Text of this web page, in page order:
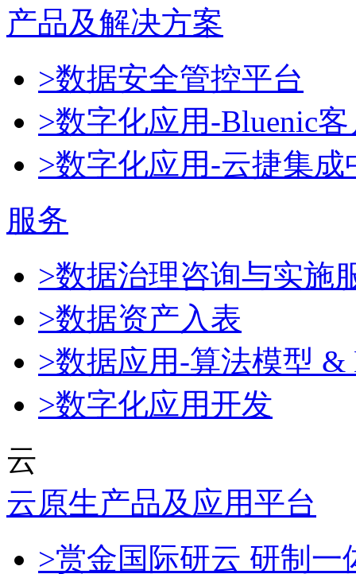
产品及解决方案
>数据安全管控平台
>数字化应用-Bluenic
>数字化应用-云捷集成
服务
>数据治理咨询与实施
>数据资产入表
>数据应用-算法模型 &
>数字化应用开发
云
云原生产品及应用平台
>赏金国际研云 研制